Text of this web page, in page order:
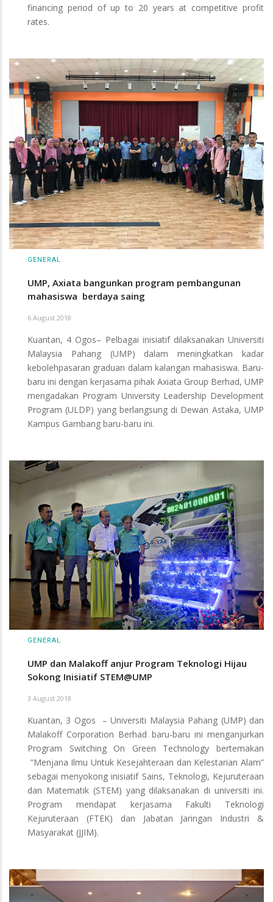
financing period of up to 20 years at competitive profit
rates.
GENERAL
UMP, Axiata bangunkan program pembangunan
mahasiswa berdaya saing
6 August 2018
Kuantan, 4 Ogos– Pelbagai inisiatif dilaksanakan Universiti
Malaysia Pahang (UMP) dalam meningkatkan kadar
kebolehpasaran graduan dalam kalangan mahasiswa. Baru-
baru ini dengan kerjasama pihak Axiata Group Berhad, UMP
mengadakan Program University Leadership Development
Program (ULDP) yang berlangsung di Dewan Astaka, UMP
Kampus Gambang baru-baru ini.
GENERAL
UMP dan Malakoff anjur Program Teknologi Hijau
Sokong Inisiatif STEM@UMP
3 August 2018
Kuantan, 3 Ogos – Universiti Malaysia Pahang (UMP) dan
Malakoff Corporation Berhad baru-baru ini menganjurkan
Program Switching On Green Technology bertemakan
”Menjana Ilmu Untuk Kesejahteraan dan Kelestarian Alam”
sebagai menyokong inisiatif Sains, Teknologi, Kejuruteraan
dan Matematik (STEM) yang dilaksanakan di universiti ini.
Program mendapat kerjasama Fakulti Teknologi
Kejuruteraan (FTEK) dan Jabatan Jaringan Industri &
Masyarakat (JJIM).